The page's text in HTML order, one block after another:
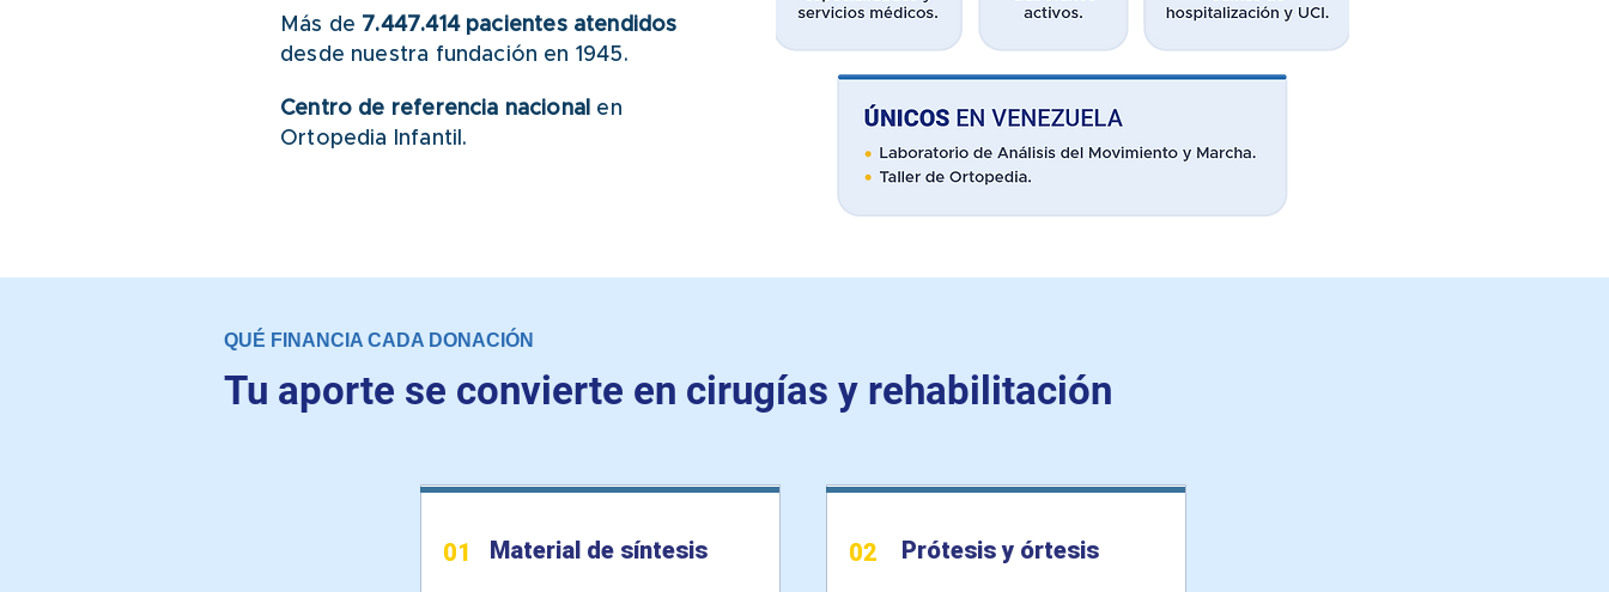
Más de 7.447.414 pacientes atendidos
desde nuestra fundación en 1945.
Centro de referencia nacional en
Ortopedia Infantil.
QUÉ FINANCIA CADA DONACIÓN
Tu aporte se convierte en cirugías y rehabilitación
01 Material de síntesis 02 Prótesis y órtesis